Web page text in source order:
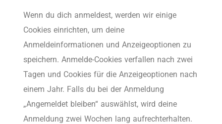
Wenn du dich anmeldest, werden wir einige
Cookies einrichten, um deine
Anmeldeinformationen und Anzeigeoptionen zu
speichern. Anmelde-Cookies verfallen nach zwei
Tagen und Cookies für die Anzeigeoptionen nach
einem Jahr. Falls du bei der Anmeldung
„Angemeldet bleiben“ auswählst, wird deine
Anmeldung zwei Wochen lang aufrechterhalten.